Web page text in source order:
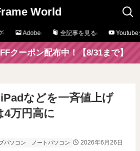
World
Adobe 全記事を見る Youtube
クーポン配布中！【8/31まで】
などを一斉値上げ
万円高に
パソコン ノートパソコン 2026年6月26日